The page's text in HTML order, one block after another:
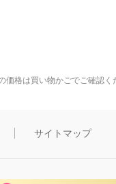
格は買い物かごでご確認く
サイトマップ